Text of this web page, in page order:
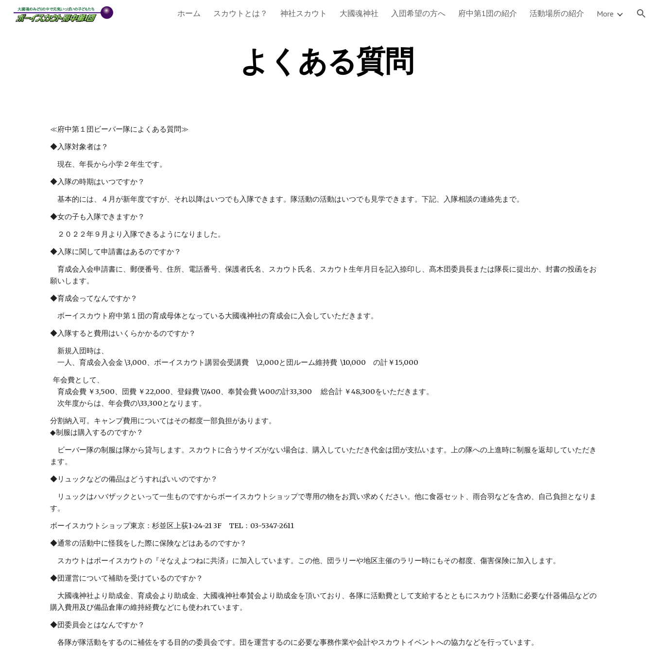
Skip to main content Skip to navigation
ホーム スカウトとは？ 神社スカウト 大國魂神社 入団希望の方へ 府中第1団の紹介 活動場所の紹介 More
よくある質問
≪府中第１団ビーバー隊によくある質問≫
◆入隊対象者は？
現在、年長から小学２年生です。
◆入隊の時期はいつですか？
基本的には、４月が新年度ですが、それ以降はいつでも入隊できます。隊活動の活動はいつでも見学できます。下記、入隊相談の連絡先まで。
◆女の子も入隊できますか？
２０２２年９月より入隊できるようになりました。
◆入隊に関して申請書はあるのですか？
育成会入会申請書に、郵便番号、住所、電話番号、保護者氏名、スカウト氏名、スカウト生年月日を記入捺印し、髙木団委員長または隊長に提出か、封書の投函をお
願いします。
◆育成会ってなんですか？
ボーイスカウト府中第１団の育成母体となっている大國魂神社の育成会に入会していただきます。
◆入隊すると費用はいくらかかるのですか？
新規入団時は、
一人、育成会入会金 \3,000、ボーイスカウト講習会受講費 \2,000と団ルーム維持費 \10,000 の計￥15,000
年会費として、
育成会費 ￥3,500、団費 ￥22,000、登録費 \7,400、奉賛会費 \400の計33,300 総合計 ￥48,300をいただきます。
次年度からは、年会費の\33,300となります。
分割納入可。キャンプ費用についてはその都度一部負担があります。
◆制服は購入するのですか？
ビーバー隊の制服は隊から貸与します。スカウトに合うサイズがない場合は、購入していただき代金は団が支払います。上の隊への上進時に制服を返却していただき
ます。
◆リュックなどの備品はどうすればいいのですか？
リュックはハバザックといって一生ものですからボーイスカウトショップで専用の物をお買い求めください。他に食器セット、雨合羽などを含め、自己負担となりま
す。
ボーイスカウトショップ東京：杉並区上荻1-24-21 3F TEL：03-5347-2611
◆通常の活動中に怪我をした際に保険などはあるのですか？
スカウトはボーイスカウトの『そなえよつねに共済』に加入しています。この他、団ラリーや地区主催のラリー時にもその都度、傷害保険に加入します。
◆団運営について補助を受けているのですか？
大國魂神社より助成金、育成会より助成金、大國魂神社奉賛会より助成金を頂いており、各隊に活動費として支給するとともにスカウト活動に必要な什器備品などの
購入費用及び備品倉庫の維持経費などにも使われています。
◆団委員会とはなんですか？
各隊が隊活動をするのに補佐をする目的の委員会です。団を運営するのに必要な事務作業や会計やスカウトイベントへの協力などを行っています。